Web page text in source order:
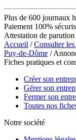
Plus de 600 journaux
Paiement 100%
Attestation de
Accueil /Consulter
Puy-de-Dôme /
Fiches pratiques et
Créer son
Gérer son
Fermer son
Toutes nos
Notre société